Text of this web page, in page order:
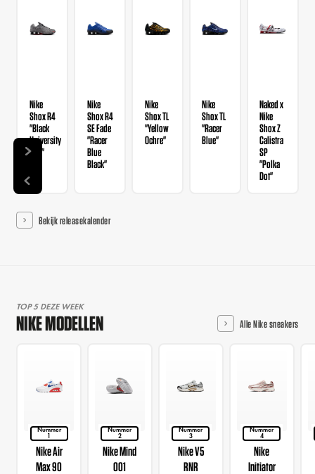
Nike
Shox R4
"Black
University
Red"
Nike
Shox R4
SE Fade
"Racer
Blue
Black"
Nike
Shox TL
"Yellow
Ochre"
Nike
Shox TL
"Racer
Blue"
Naked x
Nike
Shox Z
Calistra
SP
"Polka
Dot"
Bekijk releasekalender
TOP 5 DEZE WEEK
NIKE MODELLEN Alle Nike sneakers
Nummer
1
Nike Air
Max 90
Nummer
2
Nike Mind
001
Nummer
3
Nike V5
RNR
Nummer
4
Nike
Initiator